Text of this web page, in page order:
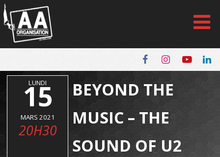
Panneau de gestion des cookies
LUNDI
15
MARS 2021
20H30
BEYOND THE
MUSIC – THE
SOUND OF U2